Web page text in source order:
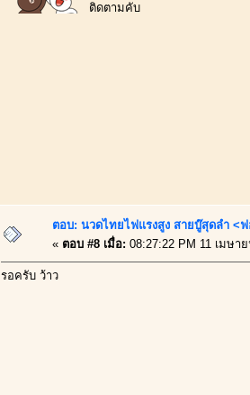
ติดตามคับ
ตอบ: นวดไทยไฟแรงสูง สายบู๊สุดลำ <ฟ
« ตอบ #8 เมื่อ: 08:27:22 PM 11 เมษา
รอครับ ว้าว